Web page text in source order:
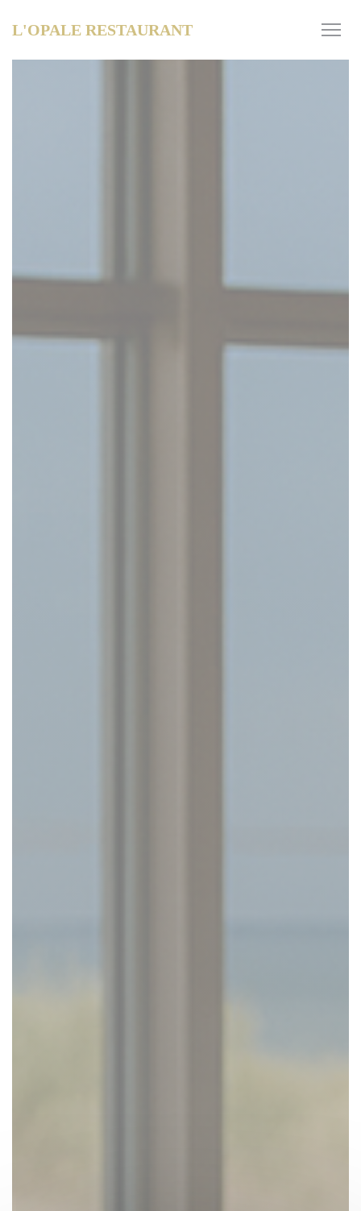
L'OPALE RESTAURANT